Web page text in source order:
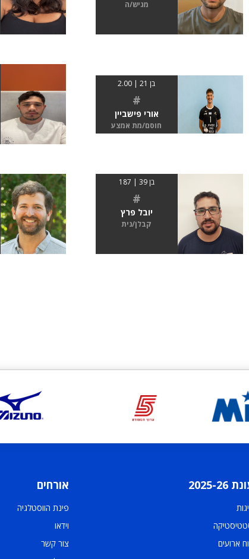
מגיש/ה
בן 21 | 2.00
#
אורי פישביין
חוסם/מת אמצע
בן 39 | 187
#
יובל פרץ
קבלן/נית
2025-26
ארועים
אורחים
פינת הווסטלגיה
וידאו
צור קשר